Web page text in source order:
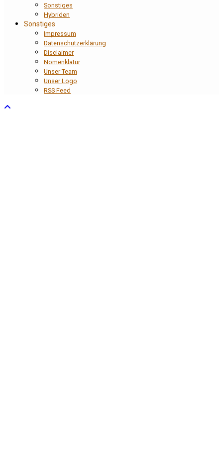
Sonstiges
Hybriden
Sonstiges
Impressum
Datenschutzerklärung
Disclaimer
Nomenklatur
Unser Team
Unser Logo
RSS Feed